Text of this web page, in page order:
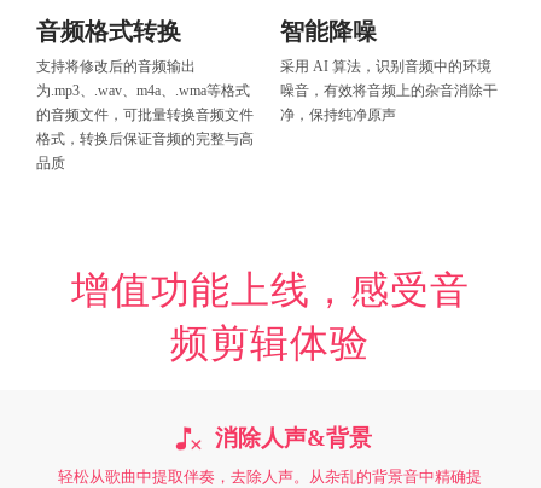
音频格式转换
支持将修改后的音频输出
为.mp3、.wav、m4a、.wma等格式
的音频文件，可批量转换音频文件
格式，转换后保证音频的完整与高
品质
智能降噪
采用 AI 算法，识别音频中的环境
噪音，有效将音频上的杂音消除干
净，保持纯净原声
增值功能上线，感受音
频剪辑体验
消除人声&背景
轻松从歌曲中提取伴奏，去除人声。从杂乱的背景音中精确提